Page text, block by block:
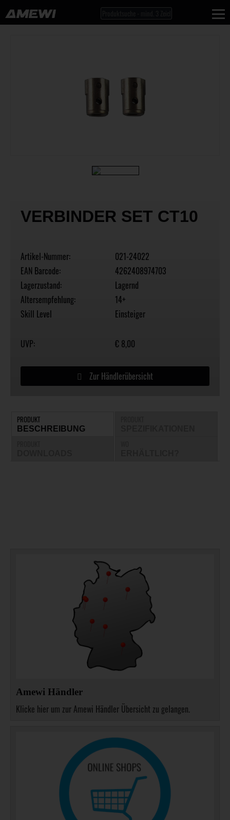
VERBINDER SET CT10
Artikel-Nummer:
021-24022
EAN Barcode:
4262408974703
Lagerzustand:
Lagernd
Altersempfehlung:
14+
Skill Level
Einsteiger
UVP: € 8,00
Zur Händlerübersicht
PRODUKT
BESCHREIBUNG
Amewi Händler
Klicke hier um zur Amewi Händler Übersicht zu gelangen.